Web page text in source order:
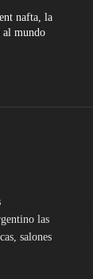
nafta, la
al mundo
las
salones